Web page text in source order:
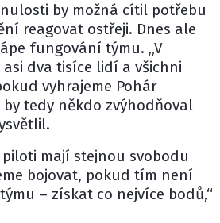
by možná cítil potřebu
reagovat ostřeji. Dnes ale
fungování týmu. „V
dva tisíce lidí a všichni
vyhrajeme Pohár
tedy někdo zvýhodňoval
mají stejnou svobodu
bojovat, pokud tím není
– získat co nejvíce bodů,“